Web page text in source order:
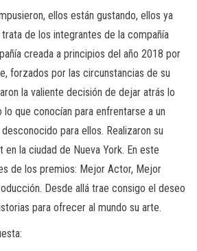
ellos están gustando, ellos ya
de los integrantes de la compañía
creada a principios del año 2018 por
forzados por las circunstancias de su
la valiente decisión de dejar atrás lo
que conocían para enfrentarse a un
para ellos. Realizaron su
en la ciudad de Nueva York. En este
de los premios: Mejor Actor, Mejor
Desde allá trae consigo el deseo
para ofrecer al mundo su arte.